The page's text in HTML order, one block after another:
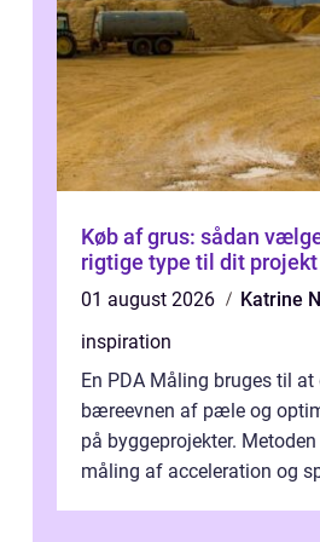
Køb af grus: sådan
rigtige type til dit projekt
01 august 2026
Katrine
inspiration
En PDA Måling bruges til
bæreevnen af pæle og
på byggeprojekter.
måling af acceleration og